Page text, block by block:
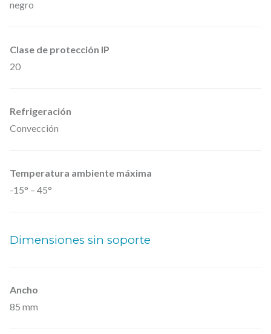
negro
Clase de protección IP
20
Refrigeración
Convección
Temperatura ambiente máxima
-15° – 45°
Dimensiones sin soporte
Ancho
85 mm